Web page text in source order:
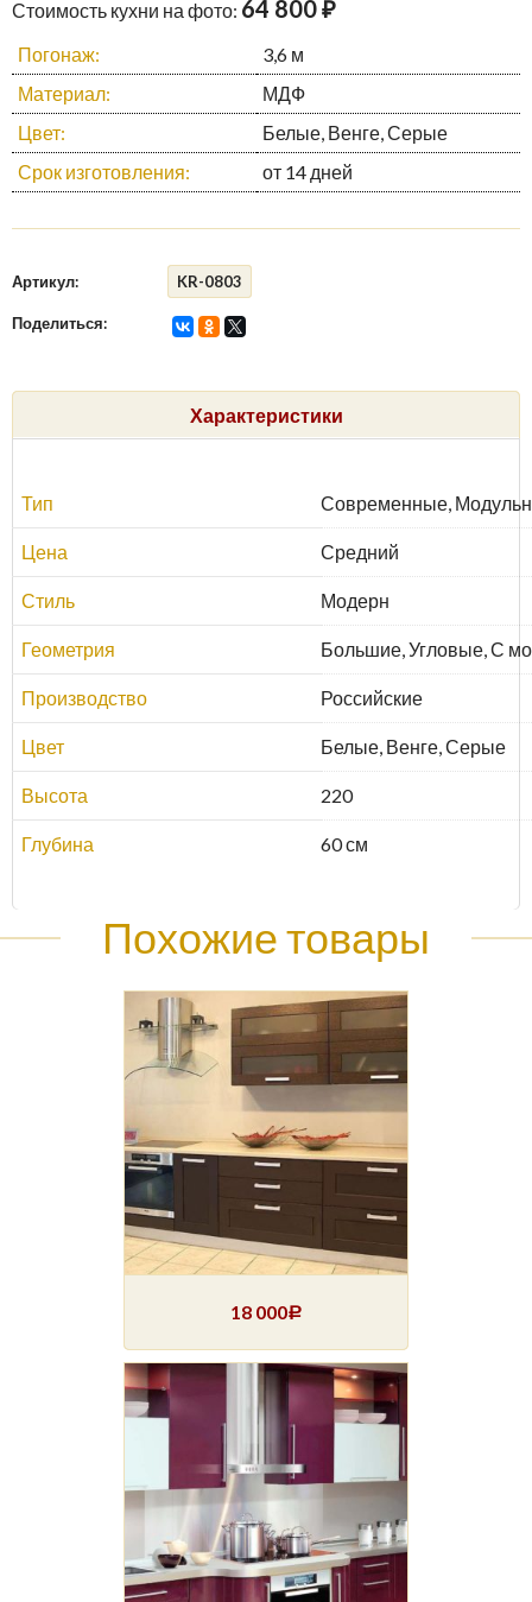
Стоимость кухни на фото: 64 800 ₽
Погонаж:
3,6 м
Материал:
МДФ
Цвет:
Белые, Венге, Серые
Срок изготовления:
от 14 дней
Артикул: KR-0803
Поделиться:
Характеристики
Тип Современные,
Цена Средний
Стиль Модерн
Геометрия Большие, Угловые, С
Производство Российские
Цвет Белые, Венге, Серые
Высота 220
Глубина 60 см
Похожие товары
18 000Р